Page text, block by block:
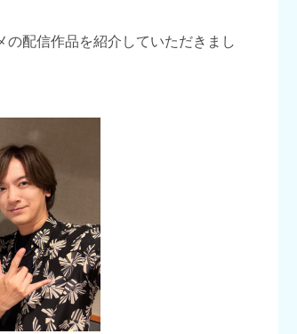
配信作品を紹介していただきまし